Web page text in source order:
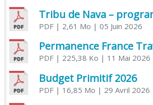
PDF| 2,61 Mo | 05 Juin 2026
PDF| 225,38 Ko | 11 Mai 2026
Budget Primitif 2026
PDF| 16,85 Mo | 29 Avril 2026